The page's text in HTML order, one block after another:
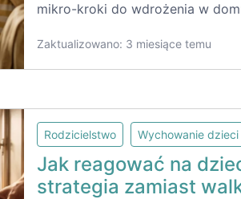
mikro-kroki do wdrożenia w
Zaktualizowano: 3 miesiące temu
Rodzicielstwo Wychowanie dzieci
Jak reagować na
strategia zamiast